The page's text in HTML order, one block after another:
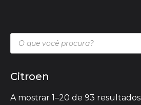
Citroen
A mostrar 1–20 de 93 resultados